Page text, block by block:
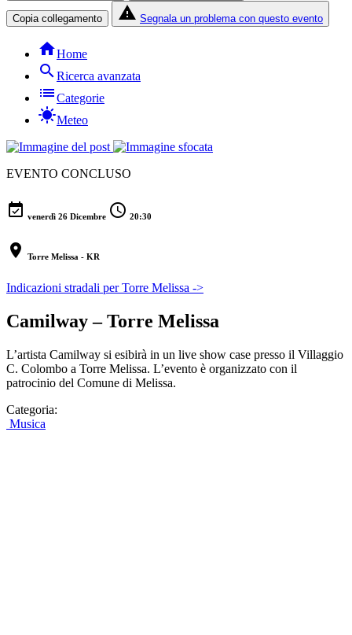
Copia collegamento report_problem Segnala un problema con questo evento
homeHome
searchRicerca avanzata
listCategorie
sunnyMeteo
EVENTO CONCLUSO
event_available venerdì 26 Dicembre schedule 20:30
location_on Torre Melissa - KR
Indicazioni stradali per Torre Melissa ->
Camilway – Torre Melissa
L’artista Camilway si esibirà in un live show case presso il Villaggio
C. Colombo a Torre Melissa. L’evento è organizzato con il
patrocinio del Comune di Melissa.
Categoria:
Musica